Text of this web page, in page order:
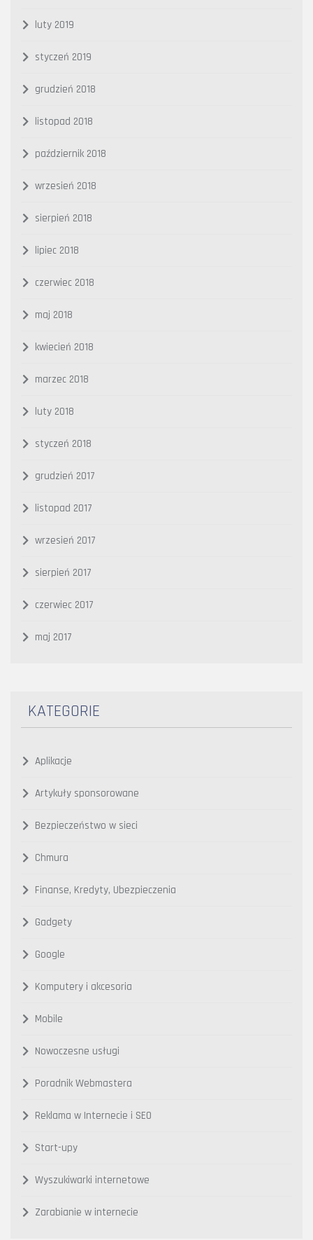
luty 2019
styczeń 2019
grudzień 2018
listopad 2018
październik 2018
wrzesień 2018
sierpień 2018
lipiec 2018
czerwiec 2018
maj 2018
kwiecień 2018
marzec 2018
luty 2018
styczeń 2018
grudzień 2017
listopad 2017
wrzesień 2017
sierpień 2017
czerwiec 2017
maj 2017
KATEGORIE
Aplikacje
Artykuły sponsorowane
Bezpieczeństwo w sieci
Chmura
Finanse, Kredyty, Ubezpieczenia
Gadgety
Google
Komputery i akcesoria
Mobile
Nowoczesne usługi
Poradnik Webmastera
Reklama w Internecie i SEO
Start-upy
Wyszukiwarki internetowe
Zarabianie w internecie